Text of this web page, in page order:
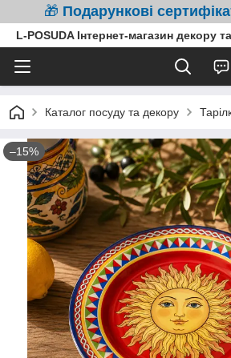
🎁 Подарункові
L-POSUDA Інтернет-магазин декору
Каталог посуду та декору
–15%